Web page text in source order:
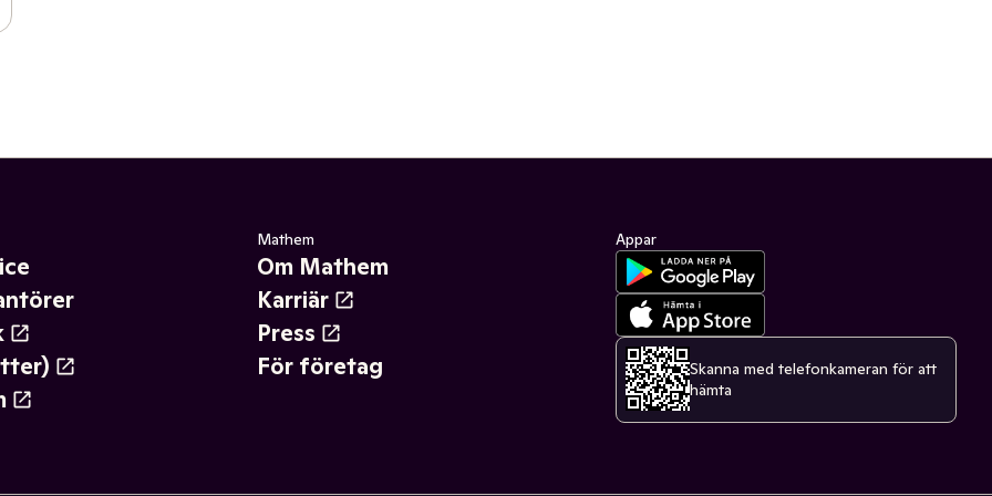
Mathem
Om Mathem
Karriär
Press
För företag
Appar
Skanna med telefonkameran för att
hämta